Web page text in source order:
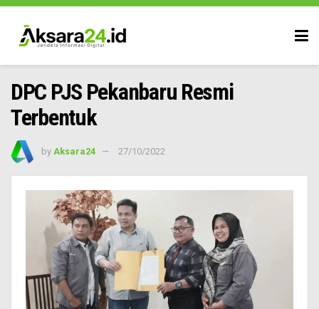
DPC PJS Pekanbaru Resmi
Terbentuk
by Aksara24 27/10/2022